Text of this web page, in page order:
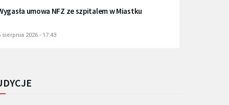
umowa NFZ ze szpitalem w Miastku
sierpnia 2026 - 17:43